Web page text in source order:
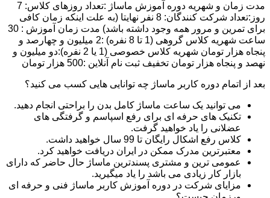
مدت زمان و شهریه دوره آموزش ماساژ :تعداد روزهای کلاس: 7
روز:تعداد شرکت کنندگان: 8 نفر نهایتا (به علت اینکه زمان کافی
برای تمرین و مرور همه وجود داشته باشد) مدت زمان آموزش : 30
ساعت شهریه کلاس گروهی (1 تا 8 نفره) :2 میلیون و چهارصد و
پنجاه هزار تومان شهریه کلاس خصوصی (1 یا 2 نفره):دو میلیون و
نهصد و پنجاه هزار تومان تخفیف ثبت نام آنلاین :500 هزار تومان
بعد از اتمام دوره کاربر ماساژ چه توانایی هایی کسب می کنید؟
می توانید یک ساعت ماساژ کامل بدن را براحتی انجام دهید.
تکنیک های حرفه ای برای رفع اسپاسم و گرفتگی های
عضلانی را یاد خواهید گرفت.
کلاس رفع اشکال رایگان تا 99 سال خواهید داشت.
معتبرترین مدرک ممکن در ایران دریافت خواهید کرد.
عمومی ترین و مشتری پسندترین ماساژ حال حاضر که دارای
بازار کار زیادی می باشد را یاد میگیرید.
مزایای شرکت در دوره آموزش کاربر ماساژ فنی و حرفه ای